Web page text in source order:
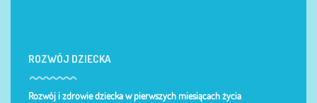
ROZWÓJ DZIECKA
Rozwój i zdrowie dziecka w pierwszych miesiącach życia